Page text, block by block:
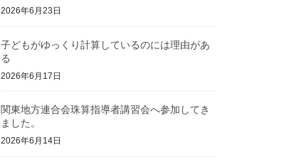
2026年6月23日
子どもがゆっくり計算しているのには理由があ
る
2026年6月17日
関東地方連合会珠算指導者講習会へ参加してき
ました。
2026年6月14日